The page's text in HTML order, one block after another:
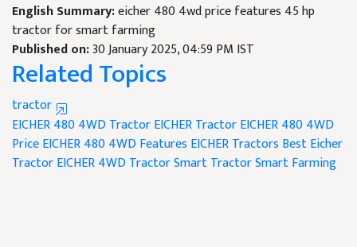
English Summary:eicher 480 4wd price features 45 hp
tractor for smart farming
Published on:30 January 2025, 04:59 PM IST
Related Topics
tractor
EICHER 480 4WD TractorEICHER TractorEICHER 480 4WD
PriceEICHER 480 4WD Features EICHER Tractors Best Eicher
TractorEICHER 4WD TractorSmart TractorSmart Farming